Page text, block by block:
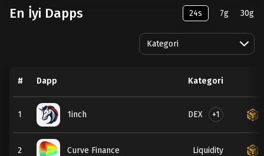
En İyi Dapps 24s 7g 30g
Kategori
# Dapp Kategori
1 1inch DEX +1
2 Curve Finance Liquidity